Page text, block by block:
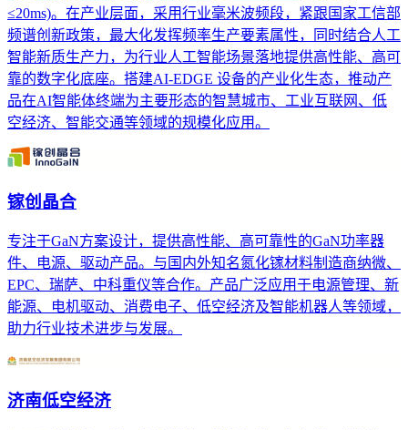
≤20ms)。在产业层面，采用行业毫米波频段，紧跟国家工信部
频谱创新政策，最大化发挥频率生产要素属性，同时结合人工
智能新质生产力，为行业人工智能场景落地提供高性能、高可
靠的数字化底座。搭建AI-EDGE 设备的产业化生态，推动产
品在AI智能体终端为主要形态的智慧城市、工业互联网、低
空经济、智能交通等领域的规模化应用。
镓创晶合
专注于GaN方案设计，提供高性能、高可靠性的GaN功率器
件、电源、驱动产品。与国内外知名氮化镓材料制造商纳微、
EPC、瑞萨、中科重仪等合作。产品广泛应用于电源管理、新
能源、电机驱动、消费电子、低空经济及智能机器人等领域，
助力行业技术进步与发展。
济南低空经济